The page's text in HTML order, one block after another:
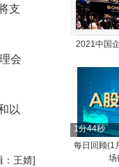
支
会
以
：王婧]
2021中国
1分44秒
每日回顾(1
场